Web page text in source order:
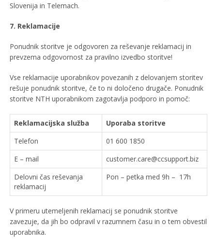
Slovenija in Telemach.
7. Reklamacije
Ponudnik storitve je odgovoren za reševanje reklamacij in
prevzema odgovornost za pravilno izvedbo storitve!
Vse reklamacije uporabnikov povezanih z delovanjem storitev
rešuje ponudnik storitve, če to ni določeno drugače. Ponudnik
storitve NTH uporabnikom zagotavlja podporo in pomoč:
Reklamacijska služba
Uporaba storitve
Telefon
01 600 1850
E – mail
customer.care@ccsupport.biz
Delovni čas reševanja
reklamacij
Pon – petka med 9h – 17h
V primeru utemeljenih reklamacij se ponudnik storitve
zavezuje, da jih bo odpravil v razumnem času in o tem obvestil
uporabnika.